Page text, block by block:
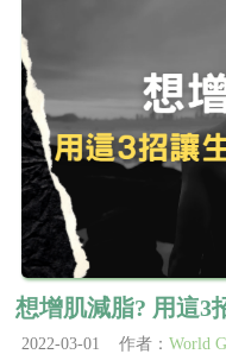
想增肌減脂? 用這3
2022-03-01 作者： World